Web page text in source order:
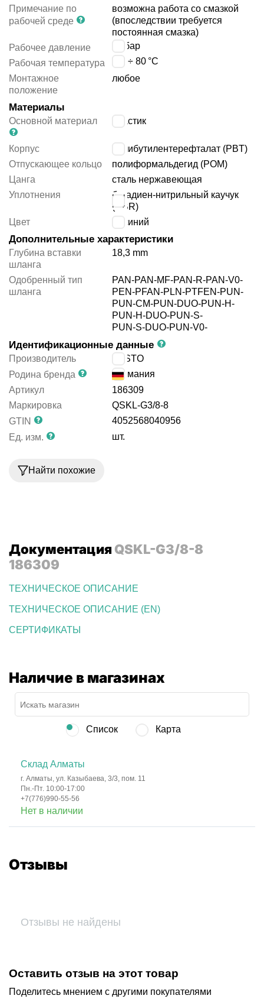
Примечание по
рабочей среде
возможна работа со смазкой
(впоследствии требуется
постоянная смазка)
Рабочее давление
бар
Рабочая температура
-10 ÷ 80 °C
Монтажное
положение
любое
Материалы
Основной материал пластик
Корпус
полибутилентерефталат (PBT)
Отпускающее кольцо
полиформальдегид (POM)
Цанга
сталь нержавеющая
Уплотнения
бутадиен-нитрильный каучук
(NBR)
Цвет
синий
Дополнительные характеристики
Глубина вставки
шланга
18,3 mm
Одобренный тип
шланга
PAN-PAN-MF-PAN-R-PAN-V0-
PEN-PFAN-PLN-PTFEN-PUN-
PUN-CM-PUN-DUO-PUN-H-
PUN-H-DUO-PUN-S-
PUN-S-DUO-PUN-V0-
Идентификационные данные
Производитель
FESTO
Родина бренда
Германия
Артикул
186309
Маркировка
QSKL-G3/8-8
GTIN
4052568040956
Ед. изм.
шт.
Найти похожие
Документация QSKL-G3/8-8
186309
ТЕХНИЧЕСКОЕ ОПИСАНИЕ
ТЕХНИЧЕСКОЕ ОПИСАНИЕ (EN)
СЕРТИФИКАТЫ
Наличие в магазинах
Список Карта
Склад Алматы
г. Алматы, ул. Казыбаева, 3/3, пом. 11
Пн.-Пт. 10:00-17:00
+7(776)990-55-56
Нет в наличии
Отзывы
Отзывы не найдены
Оставить отзыв на этот товар
Поделитесь мнением с другими покупателями